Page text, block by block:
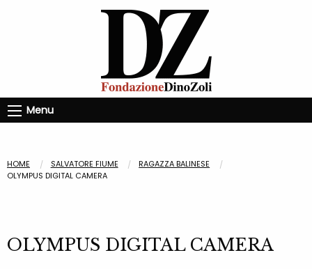
Menu
HOME SALVATORE FIUME
RAGAZZA BALINESE
OLYMPUS DIGITAL CAMERA
OLYMPUS DIGITAL CAMERA